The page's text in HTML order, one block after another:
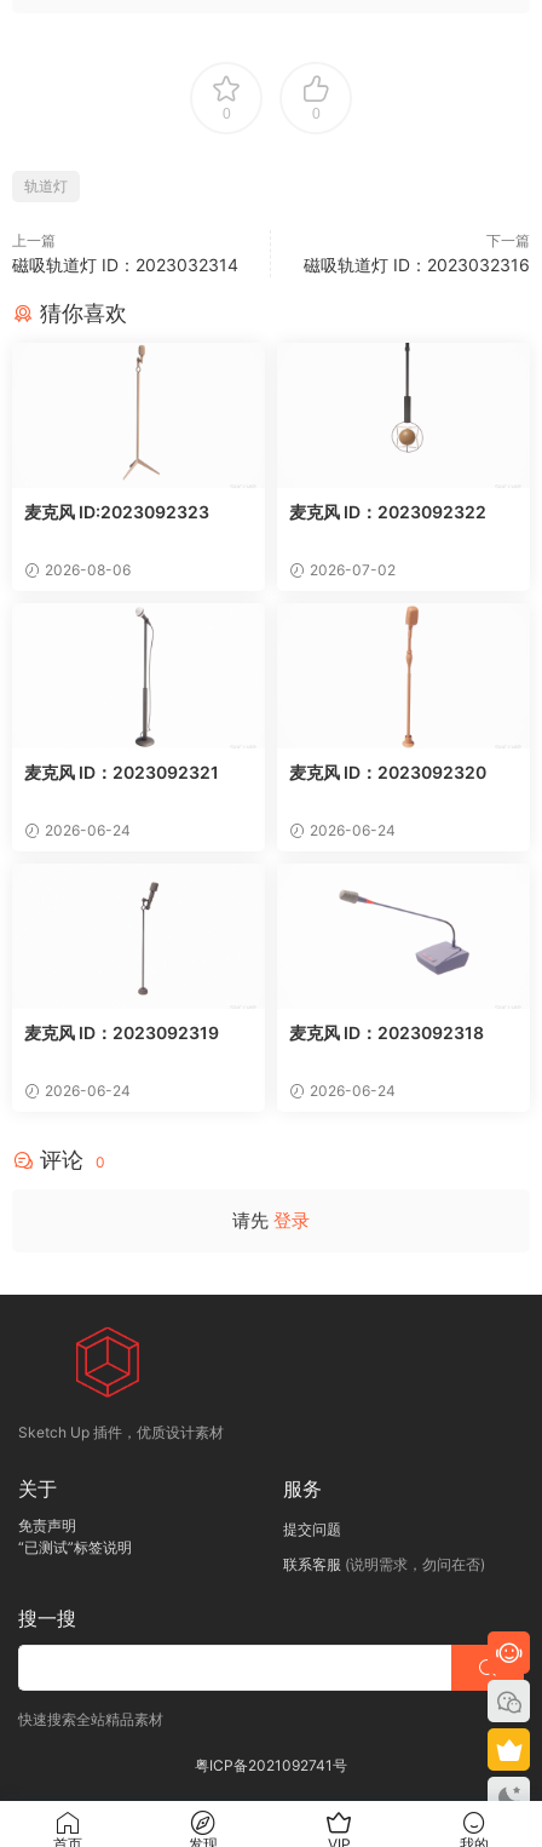
0 0
轨道灯
上一篇
磁吸轨道灯 ID：2023032314
下一篇
磁吸轨道灯 ID：2023032316
猜你喜欢
麦克风 ID:2023092323
2026-08-06
麦克风 ID：2023092322
2026-07-02
麦克风 ID：2023092321
2026-06-24
麦克风 ID：2023092320
2026-06-24
麦克风 ID：2023092319
2026-06-24
麦克风 ID：2023092318
2026-06-24
评论 0
请先 登录
Sketch Up 插件，优质设计素材
关于
免责声明
“已测试”标签说明
服务
提交问题
联系客服 (说明需求，勿问在否)
搜一搜
快速搜索全站精品素材
粤ICP备2021092741号